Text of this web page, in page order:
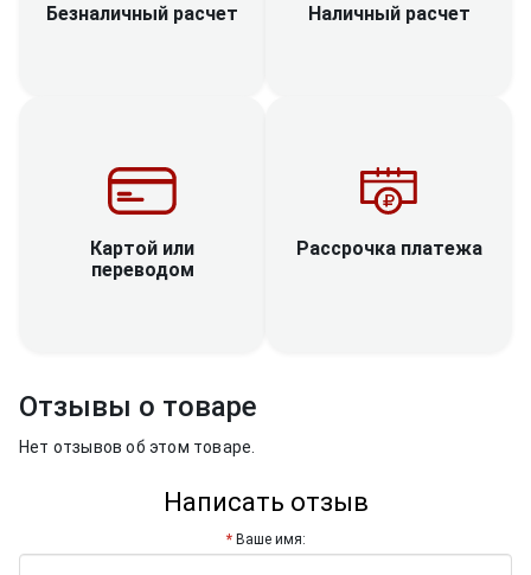
Безналичный расчет Наличный расчет
Картой или
переводом
Рассрочка платежа
Отзывы о товаре
Нет отзывов об этом товаре.
Написать отзыв
Ваше имя: